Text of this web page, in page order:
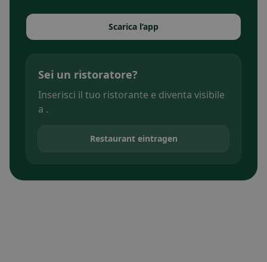
Scarica l’app
Sei un ristoratore?
Inserisci il tuo ristorante e diventa visibile
a .
Restaurant eintragen